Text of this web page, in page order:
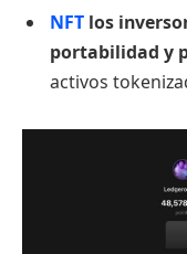
NFT los
portabilidad y
activos